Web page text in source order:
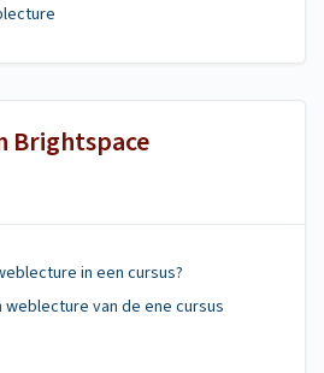
Brightspace
in een cursus?
van de ene cursus